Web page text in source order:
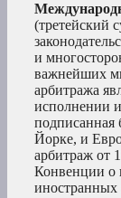
(третейский
и
важнейших
арбитража
исполнении
подписанная
Йорке, и
арбитраж от
Конвенции о